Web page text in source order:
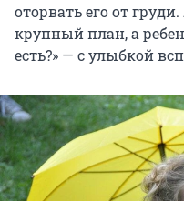
оторвать его от
крупный план, а
есть?» — с улыбкой